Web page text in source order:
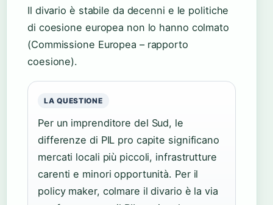
Il divario è stabile da decenni e le politiche
di coesione europea non lo hanno colmato
(Commissione Europea – rapporto
coesione).
LA QUESTIONE
Per un imprenditore del Sud, le
differenze di PIL pro capite significano
mercati locali più piccoli, infrastrutture
carenti e minori opportunità. Per il
policy maker, colmare il divario è la via